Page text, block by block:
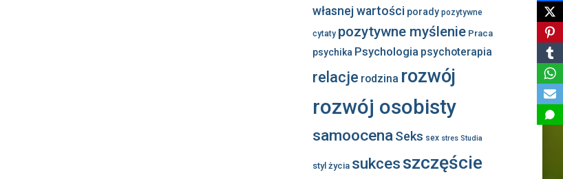
własnej wartości porady pozytywne
cytaty pozytywne myślenie Praca
psychika Psychologia psychoterapia
relacje rodzina rozwój
rozwój osobisty
samoocena Seks sex stres Studia
styl życia sukcesszczęście